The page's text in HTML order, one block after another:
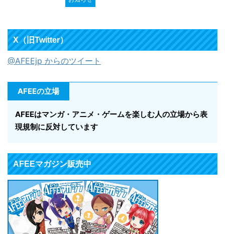
X（旧Twitter）
@AFEEjp からのツイート
AFEEの立場
AFEEはマンガ・アニメ・ゲームを楽しむ人の立場から表
現規制に反対しています
AFEEマガジン販売中